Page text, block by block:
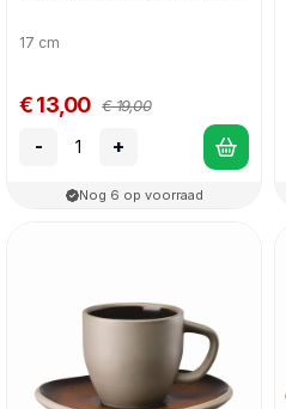
17 cm
€ 13,00 € 19,00
- +
Nog 6 op voorraad